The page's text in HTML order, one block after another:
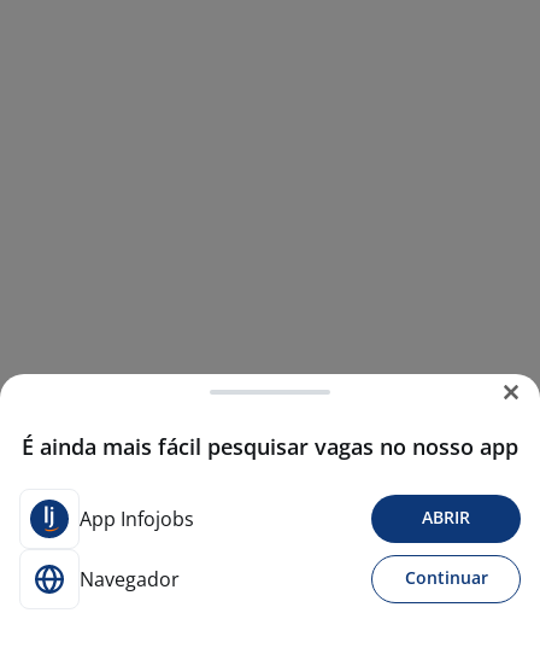
É ainda mais fácil pesquisar vagas no nosso app
App Infojobs ABRIR
Navegador Continuar